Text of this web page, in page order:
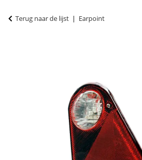
Terug naar de lijst Earpoint